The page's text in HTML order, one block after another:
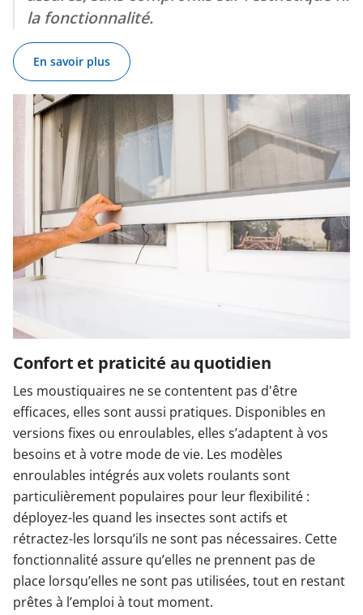
la fonctionnalité.
En savoir plus
Confort et praticité au quotidien
Les moustiquaires ne se contentent pas d'être
efficaces, elles sont aussi pratiques. Disponibles en
versions fixes ou enroulables, elles s’adaptent à vos
besoins et à votre mode de vie. Les modèles
enroulables intégrés aux volets roulants sont
particulièrement populaires pour leur flexibilité :
déployez-les quand les insectes sont actifs et
rétractez-les lorsqu’ils ne sont pas nécessaires. Cette
fonctionnalité assure qu’elles ne prennent pas de
place lorsqu’elles ne sont pas utilisées, tout en restant
prêtes à l’emploi à tout moment.